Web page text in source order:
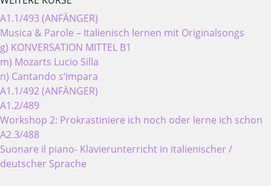
A1.1/493 (ANFÄNGER)
Musica & Parole – Italienisch lernen mit Originalsongs
g) KONVERSATION MITTEL B1
m) Mozarts Lucio Silla
n) Cantando s‘impara
A1.1/492 (ANFÄNGER)
A1.2/489
Workshop 2: Prokrastiniere ich noch oder lerne ich schon
A2.3/488
Suonare il piano- Klavierunterricht in italienischer /
deutscher Sprache